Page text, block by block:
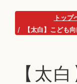
トップ
【太白】こども
【太